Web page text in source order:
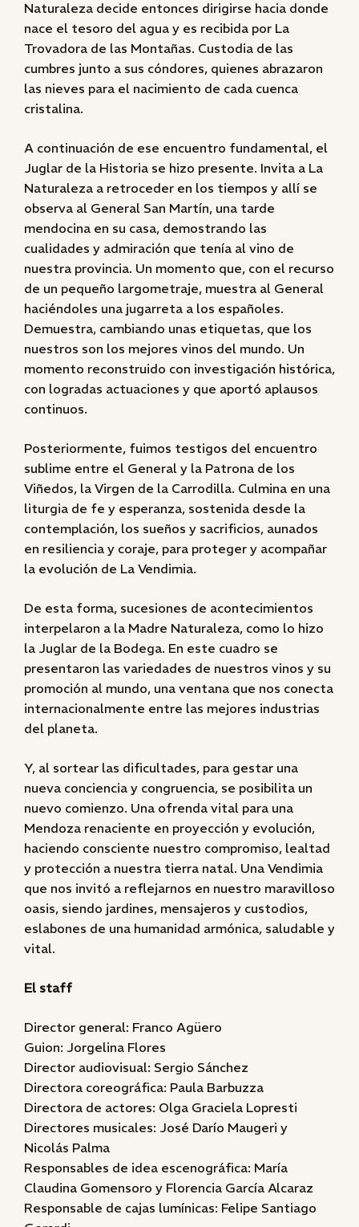
Naturaleza decide entonces dirigirse hacia donde
nace el tesoro del agua y es recibida por La
Trovadora de las Montañas. Custodia de las
cumbres junto a sus cóndores, quienes abrazaron
las nieves para el nacimiento de cada cuenca
cristalina.
A continuación de ese encuentro fundamental, el
Juglar de la Historia se hizo presente. Invita a La
Naturaleza a retroceder en los tiempos y allí se
observa al General San Martín, una tarde
mendocina en su casa, demostrando las
cualidades y admiración que tenía al vino de
nuestra provincia. Un momento que, con el recurso
de un pequeño largometraje, muestra al General
haciéndoles una jugarreta a los españoles.
Demuestra, cambiando unas etiquetas, que los
nuestros son los mejores vinos del mundo. Un
momento reconstruido con investigación histórica,
con logradas actuaciones y que aportó aplausos
continuos.
Posteriormente, fuimos testigos del encuentro
sublime entre el General y la Patrona de los
Viñedos, la Virgen de la Carrodilla. Culmina en una
liturgia de fe y esperanza, sostenida desde la
contemplación, los sueños y sacrificios, aunados
en resiliencia y coraje, para proteger y acompañar
la evolución de La Vendimia.
De esta forma, sucesiones de acontecimientos
interpelaron a la Madre Naturaleza, como lo hizo
la Juglar de la Bodega. En este cuadro se
presentaron las variedades de nuestros vinos y su
promoción al mundo, una ventana que nos conecta
internacionalmente entre las mejores industrias
del planeta.
Y, al sortear las dificultades, para gestar una
nueva conciencia y congruencia, se posibilita un
nuevo comienzo. Una ofrenda vital para una
Mendoza renaciente en proyección y evolución,
haciendo consciente nuestro compromiso, lealtad
y protección a nuestra tierra natal. Una Vendimia
que nos invitó a reflejarnos en nuestro maravilloso
oasis, siendo jardines, mensajeros y custodios,
eslabones de una humanidad armónica, saludable y
vital.
El staff
Director general: Franco Agüero
Guion: Jorgelina Flores
Director audiovisual: Sergio Sánchez
Directora coreográfica: Paula Barbuzza
Directora de actores: Olga Graciela Lopresti
Directores musicales: José Darío Maugeri y
Nicolás Palma
Responsables de idea escenográfica: María
Claudina Gomensoro y Florencia García Alcaraz
Responsable de cajas lumínicas: Felipe Santiago